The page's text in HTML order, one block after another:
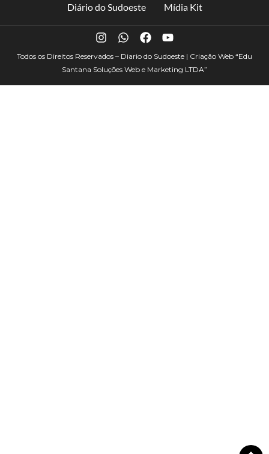
Diário do Sudoeste Mídia Kit
Todos os Direitos Reservados – Diario do Sudoeste | Criação Web “Edu
Santana Soluções Web e Marketing LTDA”